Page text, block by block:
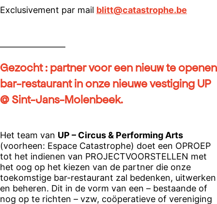
Exclusivement par mail blitt@catastrophe.be
———————–
Gezocht : partner voor een nieuw te openen
bar-restaurant in onze nieuwe vestiging UP
@ Sint-Jans-Molenbeek.
Het team van UP – Circus & Performing Arts
(voorheen: Espace Catastrophe) doet een OPROEP
tot het indienen van PROJECTVOORSTELLEN met
het oog op het kiezen van de partner die onze
toekomstige bar-restaurant zal bedenken, uitwerken
en beheren. Dit in de vorm van een – bestaande of
nog op te richten – vzw, coöperatieve of vereniging